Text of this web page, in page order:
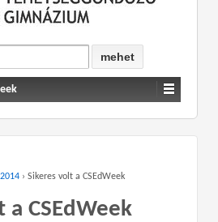
› Sikeres volt a CSEdWeek
CSEdWeek